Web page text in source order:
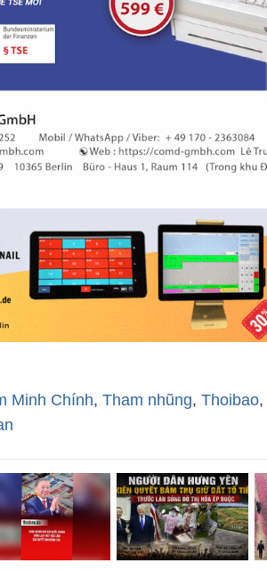
Minh Chính, Tham nhũng, Thoibao,